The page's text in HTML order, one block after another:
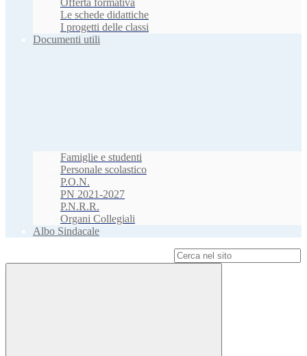
Offerta formativa
Le schede didattiche
I progetti delle classi
Documenti utili
Famiglie e studenti
Personale scolastico
P.O.N.
PN 2021-2027
P.N.R.R.
Organi Collegiali
Albo Sindacale